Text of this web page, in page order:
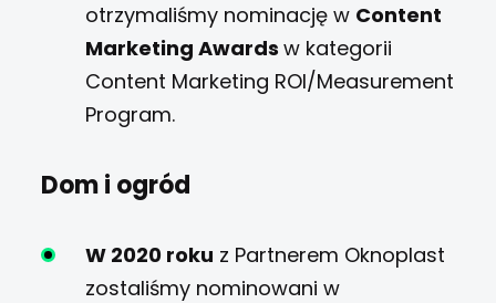
otrzymaliśmy nominację w Content
Marketing Awardsw kategorii
Content Marketing ROI/Measurement
Program.
Dom i ogród
W 2020 roku z Partnerem Oknoplast
zostaliśmy nominowani w